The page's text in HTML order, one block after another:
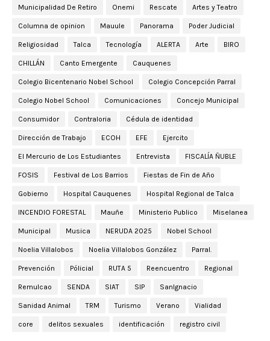
Municipalidad De Retiro Onemi Rescate Artes y Teatro
Columna de opinion Mauule Panorama Poder Judicial
Religiosidad Talca Tecnología ALERTA Arte BIRO
CHILLÁN Canto Emergente Cauquenes
Colegio Bicentenario Nobel School Colegio Concepción Parral
Colegio Nobel School Comunicaciones Concejo Municipal
Consumidor Contraloria Cédula de identidad
Dirección de Trabajo ECOH EFE Ejercito
El Mercurio de Los Estudiantes Entrevista FISCALÍA ÑUBLE
FOSIS Festival de Los Barrios Fiestas de Fin de Año
Gobierno Hospital Cauquenes Hospital Regional de Talca
INCENDIO FORESTAL Mauñe Ministerio Publico Miselanea
Municipal Musica NERUDA 2025 Nobel School
Noelia Villalobos Noelia Villalobos González Parral.
Prevención Pólicial RUTA 5 Reencuentro Regional
Remulcao SENDA SIAT SIP SanIgnacio
Sanidad Animal TRM Turismo Verano Vialidad
core delitos sexuales identificación registro civil